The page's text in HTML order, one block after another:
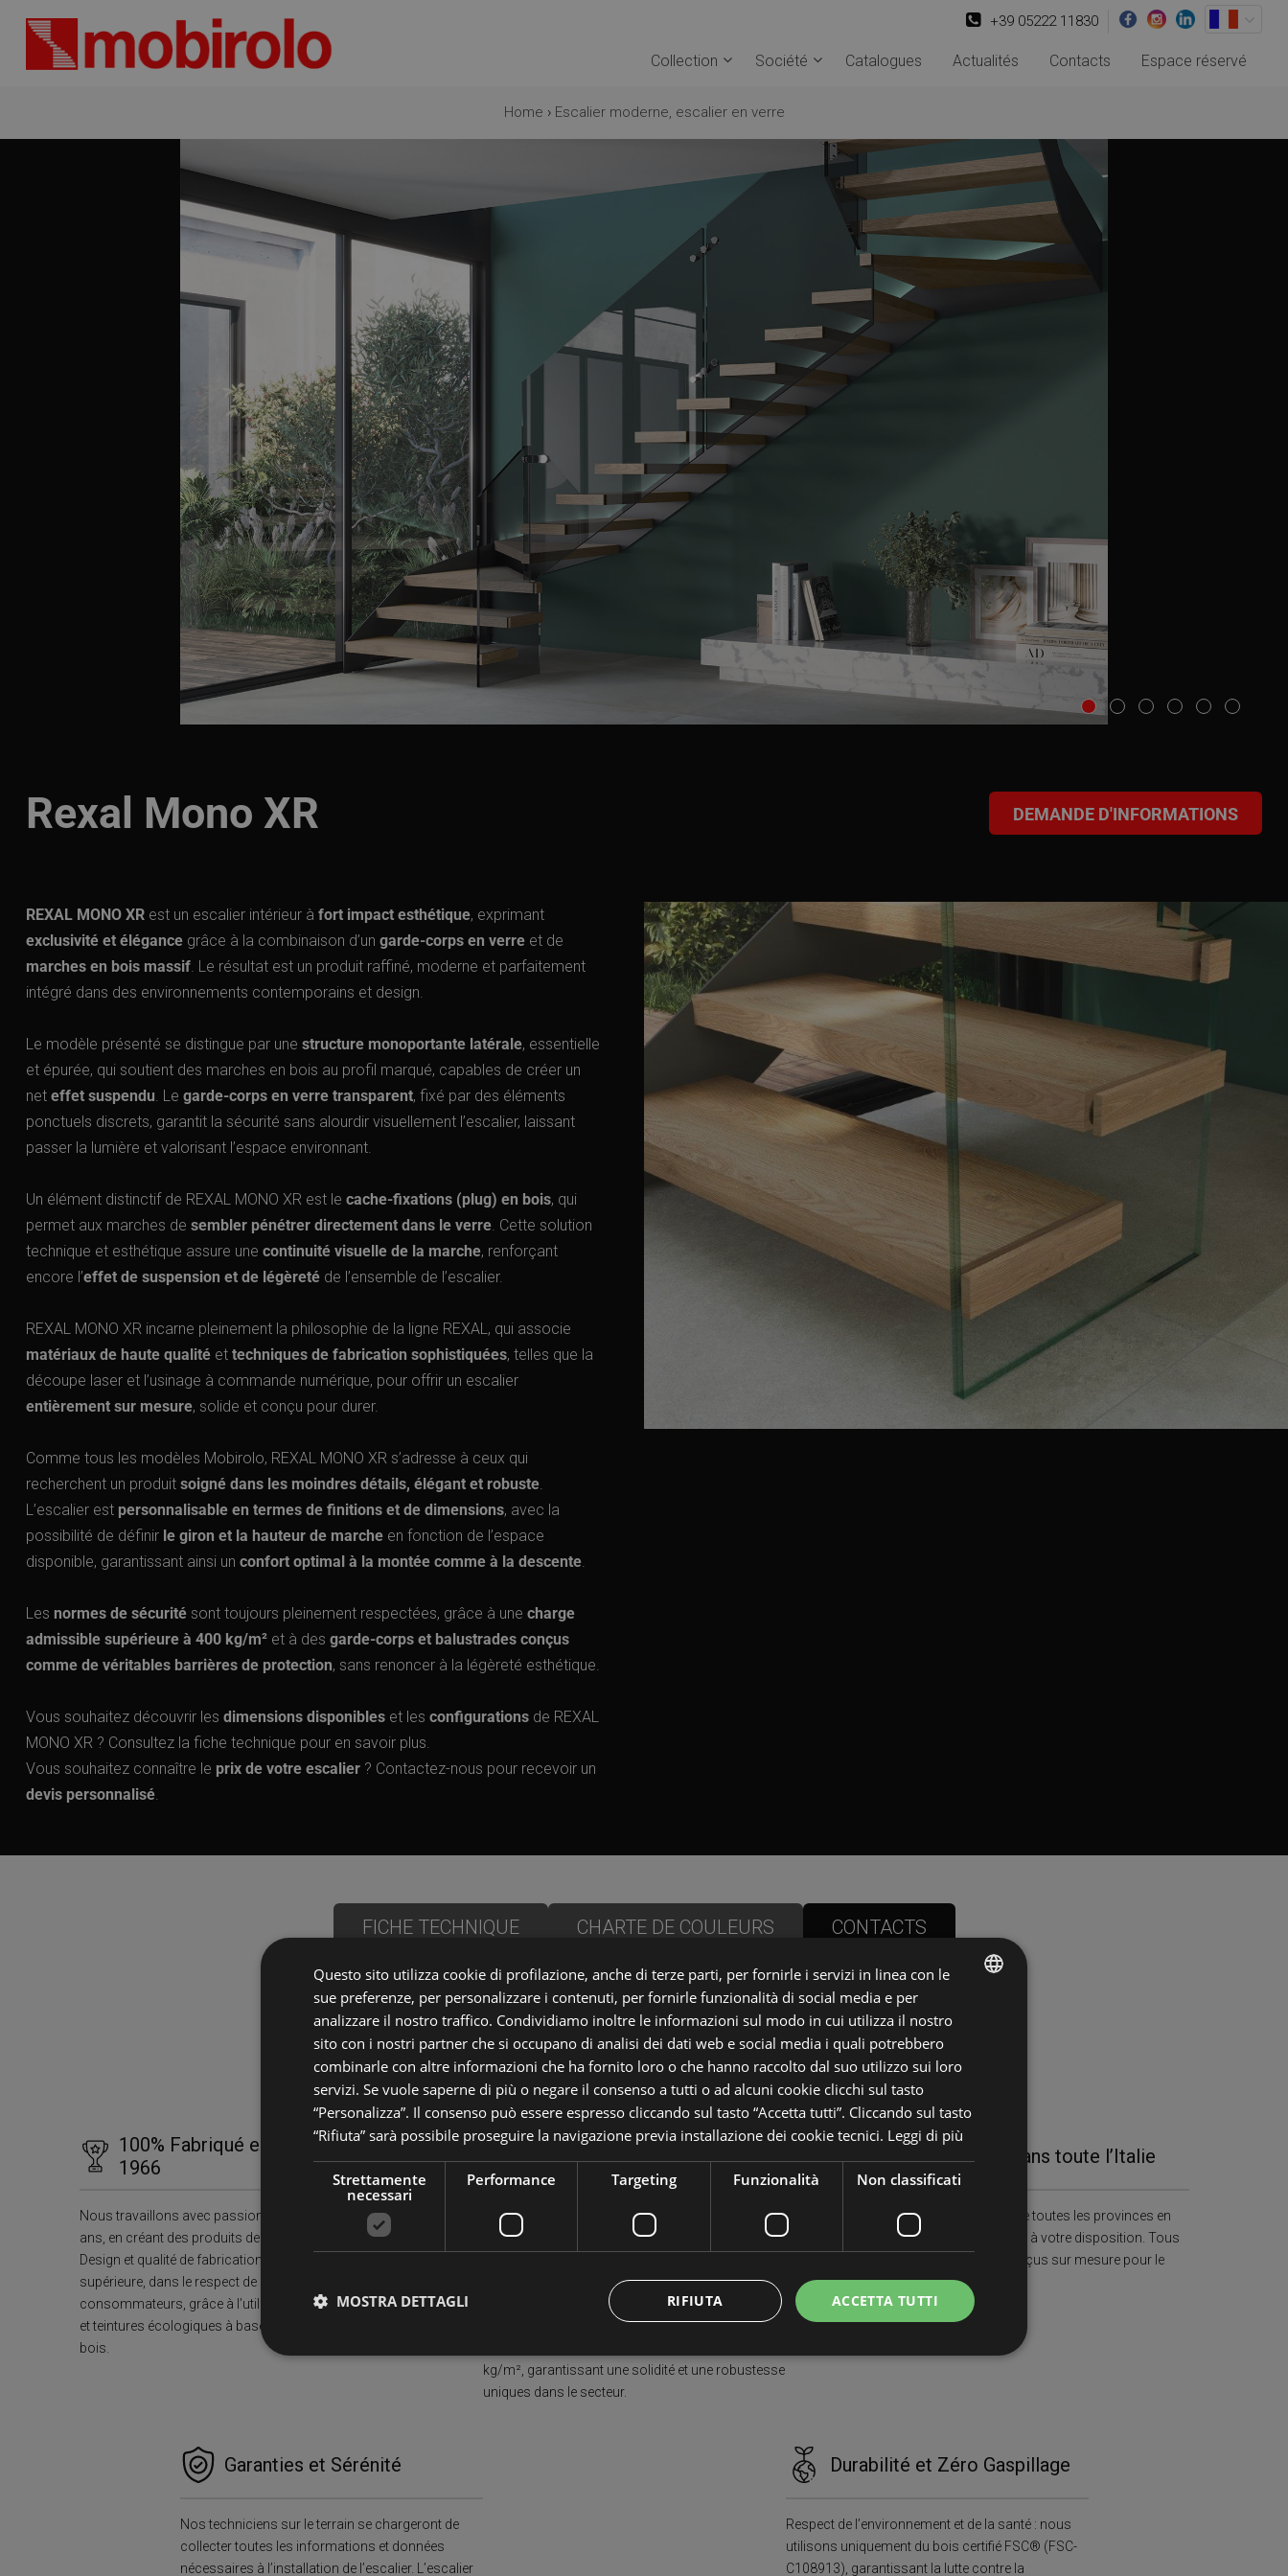
Collection Société Catalogues Actualités Contacts Espace réservé
+39 05222 11830
Home › Escalier moderne, escalier en verre
Rexal Mono XR DEMANDE D'INFORMATIONS
REXAL MONO XRest un escalier intérieur à fort impact esthétique, exprimant
exclusivité et élégancegrâce à la combinaison d’un garde-corps en verreet de
marches en bois massif. Le résultat est un produit raffiné, moderne et parfaitement
intégré dans des environnements contemporains et design.
Le modèle présenté se distingue par une structure monoportante latérale, essentielle
et épurée, qui soutient des marches en bois au profil marqué, capables de créer un
net effet suspendu. Le garde-corps en verre transparent, fixé par des éléments
ponctuels discrets, garantit la sécurité sans alourdir visuellement l’escalier, laissant
passer la lumière et valorisant l’espace environnant.
Un élément distinctif de REXAL MONO XR est le cache-fixations (plug) en bois, qui
permet aux marches de sembler pénétrer directement dans le verre. Cette solution
technique et esthétique assure une continuité visuelle de la marche, renforçant
encore l’effet de suspension et de légèretéde l’ensemble de l’escalier.
REXAL MONO XR incarne pleinement la philosophie de la ligne REXAL, qui associe
matériaux de haute qualitéet techniques de fabrication sophistiquées, telles que la
découpe laser et l’usinage à commande numérique, pour offrir un escalier
entièrement sur mesure, solide et conçu pour durer.
Comme tous les modèles Mobirolo, REXAL MONO XR s’adresse à ceux qui
recherchent un produit soigné dans les moindres détails, élégant et robuste.
L’escalier est personnalisable en termes de finitions et de dimensions, avec la
possibilité de définir le giron et la hauteur de marcheen fonction de l’espace
disponible, garantissant ainsi un confort optimal à la montée comme à la descente.
Les normes de sécuritésont toujours pleinement respectées, grâce à une charge
admissible supérieure à 400 kg/m²et à des garde-corps et balustrades conçus
comme de véritables barrières de protection, sans renoncer à la légèreté esthétique.
Vous souhaitez découvrir les dimensions disponibleset les configurationsde REXAL
MONO XR ? Consultez la fiche technique pour en savoir plus.
Vous souhaitez connaître le prix de votre escalier? Contactez-nous pour recevoir un
devis personnalisé.
FICHE TECHNIQUE CHARTE DE COULEURS CONTACTS
Pourquoi choisir Mobirolo
100% Fabriqué en Italie depuis
1966
Nous travaillons avec passion depuis plus de 60
ans, en créant des produits de design durables.
Design et qualité de fabrication italienne
supérieure, dans le respect de la santé des
consommateurs, grâce à l’utilisation de peintures
et teintures écologiques à base d’eau pour notre
bois.
Les escaliers les plus solides
et résistants
Nous utilisons des planches entières de bois
lamellé massif allant jusqu’à 450 cm de longueur.
encastrées dans la structure latérale avec des
fentes réalisées sur mesure au millimètre près
pour chaque marche. Grâce à cela, nos escaliers
kg/m², garantissant une solidité et une robustesse
uniques dans le secteur.
Présents dans toute l’Italie
Couverture complète de toutes les provinces en
Italie avec un technicien à votre disposition. Tous
nos escaliers sont conçus sur mesure pour le
client.
Garanties et Sérénité
Nos techniciens sur le terrain se chargeront de
collecter toutes les informations et données
nécessaires à l’installation de l’escalier. L’escalier
Durabilité et Zéro Gaspillage
Respect de l’environnement et de la santé : nous
utilisons uniquement du bois certifié FSC® (FSC-
C108913), garantissant la lutte contre la
Questo sito utilizza cookie di profilazione, anche di terze parti, per fornirle i servizi in linea con le
sue preferenze, per personalizzare i contenuti, per fornirle funzionalità di social media e per
analizzare il nostro traffico. Condividiamo inoltre le informazioni sul modo in cui utilizza il nostro
sito con i nostri partner che si occupano di analisi dei dati web e social media i quali potrebbero
combinarle con altre informazioni che ha fornito loro o che hanno raccolto dal suo utilizzo sui loro
servizi. Se vuole saperne di più o negare il consenso a tutti o ad alcuni cookie clicchi sul tasto
“Personalizza”. Il consenso può essere espresso cliccando sul tasto “Accetta tutti”. Cliccando sul tasto
“Rifiuta” sarà possibile proseguire la navigazione previa installazione dei cookie tecnici. Leggi di più
Strettamente
necessari
Performance Targeting Funzionalità Non classificati
ACCETTA TUTTI
RIFIUTA
MOSTRA DETTAGLI
Strettamente necessari Performance
dell'account. Il sito web non può essere utilizzato correttamente senza i cookie strettamente necessari.
Nome
PHP. Si tratta di un identificatore generico utilizzato per
mantenere le variabili di sessione utente. Normalmente è
un numero generato in modo casuale, il modo in cui
viene utilizzato può essere specifico per il sito, ma un
buon esempio è mantenere uno stato di accesso per un